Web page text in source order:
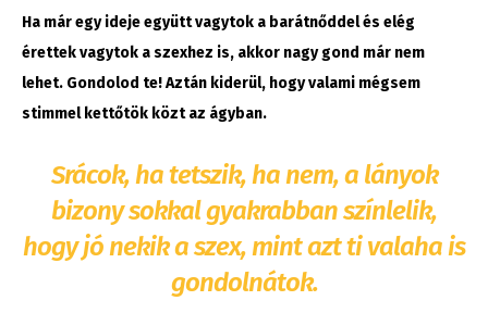
Ha már egy ideje együtt vagytok a barátnőddel és elég
érettek vagytok a szexhez is, akkor nagy gond már nem
lehet. Gondolod te! Aztán kiderül, hogy valami mégsem
stimmel kettőtök közt az ágyban.
Srácok, ha tetszik, ha nem, a lányok
bizony sokkal gyakrabban színlelik,
hogy jó nekik a szex, mint azt ti valaha is
gondolnátok.